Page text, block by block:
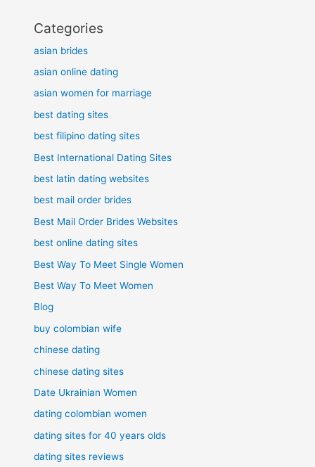
Categories
asian brides
asian online dating
asian women for marriage
best dating sites
best filipino dating sites
Best International Dating Sites
best latin dating websites
best mail order brides
Best Mail Order Brides Websites
best online dating sites
Best Way To Meet Single Women
Best Way To Meet Women
Blog
buy colombian wife
chinese dating
chinese dating sites
Date Ukrainian Women
dating colombian women
dating sites for 40 years olds
dating sites reviews